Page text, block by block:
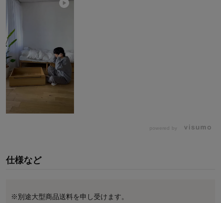
powered by
仕様など
※別途大型商品送料を申し受けます。